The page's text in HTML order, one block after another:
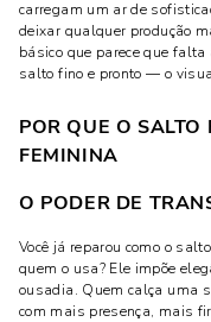
carregam um ar de
deixar qualquer produção
básico que parece que
salto fino e pronto — o
POR QUE O
FEMININA
O PODER DE
Você já reparou como o
quem o usa? Ele impõe
ousadia. Quem calça uma
com mais presença, mais